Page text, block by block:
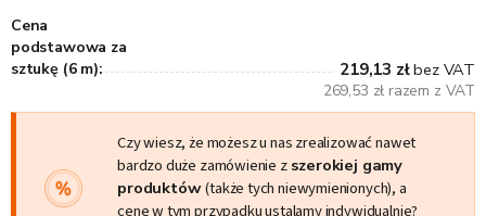
Cena
podstawowa za
sztukę (6 m):
219,13 złbez VAT
269,53 zł razem z VAT
Czy wiesz, że możesz u nas zrealizować nawet
bardzo duże zamówienie z szerokiej gamy
produktów(także tych niewymienionych), a
cenę w tym przypadku ustalamy indywidualnie?